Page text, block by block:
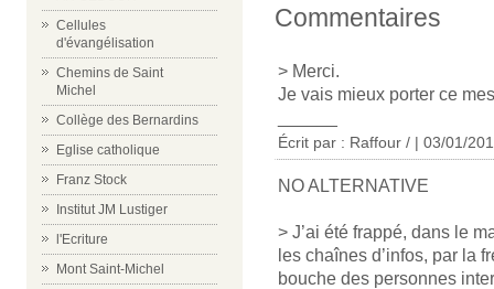
Cellules
d'évangélisation
Chemins de Saint
Michel
Collège des Bernardins
Eglise catholique
Franz Stock
Institut JM Lustiger
l'Ecriture
Mont Saint-Michel
Commentaires
> Merci.
Je vais mieux porter ce
Écrit par : Raffour / | 03/01/
NO ALTERNATIVE
> J’ai été frappé, dans le
les chaînes d’infos, par la
bouche des personnes